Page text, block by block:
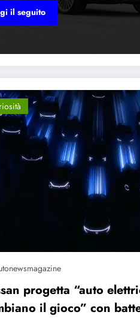
il seguito
progetta “auto
il gioco” con